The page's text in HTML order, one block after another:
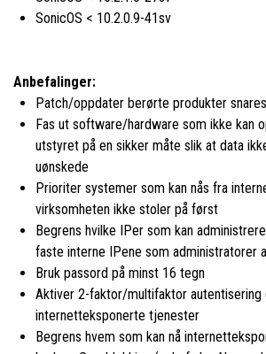
SonicOS < 10.2.0.9-41sv
Anbefalinger:
Patch/oppdater berørte produkter
Fas ut software/hardware som ikke kan
utstyret på en sikker måte slik at data
uønskede
Prioriter systemer som kan nås fra
virksomheten ikke stoler på først
Begrens hvilke IPer som kan
faste interne IPene som administratorer
Bruk passord på minst 16 tegn
Aktiver 2-faktor/multifaktor autentisering
internetteksponerte tjenester
Begrens hvem som kan nå